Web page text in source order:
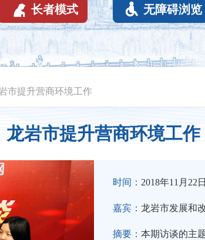
 长者模式  无障碍浏览
市提升营商环境工作
龙岩市提升营商环境工作
时间： 2018年11月22
嘉宾： 龙岩市发展和
摘要： 本期访谈的主